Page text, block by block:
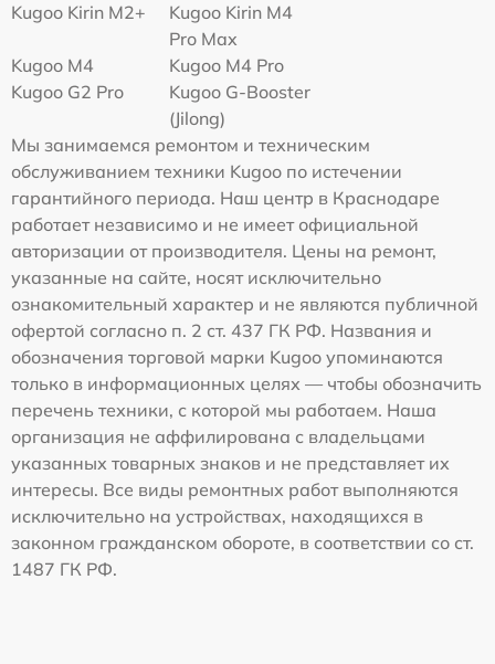
Kugoo Kirin M2+
Kugoo Kirin M4
Pro Max
Kugoo M4
Kugoo M4 Pro
Kugoo G2 Pro
Kugoo G-Booster
(Jilong)
Мы занимаемся ремонтом и техническим
обслуживанием техники Kugoo по истечении
гарантийного периода. Наш центр в Краснодаре
работает независимо и не имеет официальной
авторизации от производителя. Цены на ремонт,
указанные на сайте, носят исключительно
ознакомительный характер и не являются публичной
офертой согласно п. 2 ст. 437 ГК РФ. Названия и
обозначения торговой марки Kugoo упоминаются
только в информационных целях — чтобы обозначить
перечень техники, с которой мы работаем. Наша
организация не аффилирована с владельцами
указанных товарных знаков и не представляет их
интересы. Все виды ремонтных работ выполняются
исключительно на устройствах, находящихся в
законном гражданском обороте, в соответствии со ст.
1487 ГК РФ.